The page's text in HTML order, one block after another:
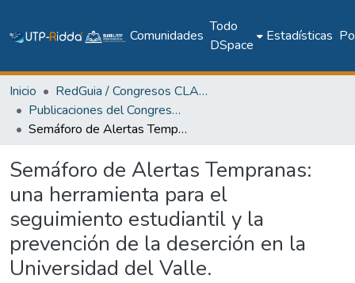
Comunidades
Todo
DSpace
Estadísticas
Inicio
RedGuia / Congresos CLABES
Publicaciones del Congreso Internacional CLABES
Semáforo de Alertas Tempranas: una herramienta para el seguimiento estudiantil y la prevención de la deserción en la Universidad del Valle.
Semáforo de Alertas Tempranas:
una herramienta para el
seguimiento estudiantil y la
prevención de la deserción en la
Universidad del Valle.